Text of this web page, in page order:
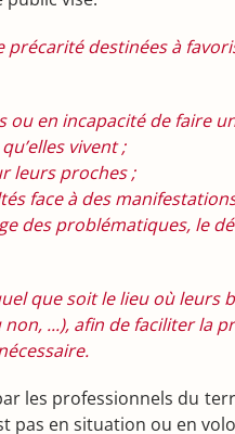
destinées à
en incapacité de faire
vivent ;
leurs proches ;
face à des
des problématiques, le
que soit le lieu où
...), afin de faciliter la
les professionnels du
en situation ou en